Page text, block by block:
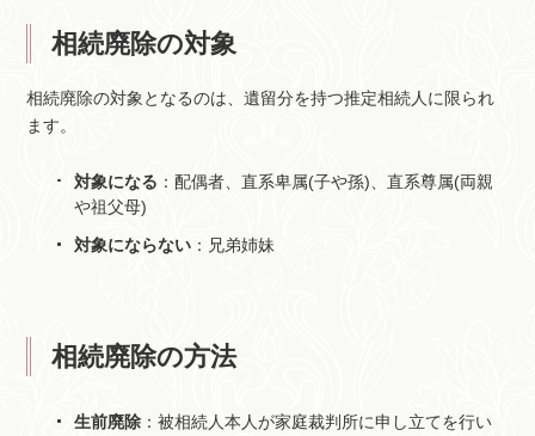
相続廃除の対象
相続廃除の対象となるのは、遺留分を持つ推定相続人に限られ
ます。
対象になる ：配偶者、直系卑属(子や孫)、直系尊属(両親
や祖父母)
対象にならない ：兄弟姉妹
相続廃除の方法
生前廃除 ：被相続人本人が家庭裁判所に申し立てを行い